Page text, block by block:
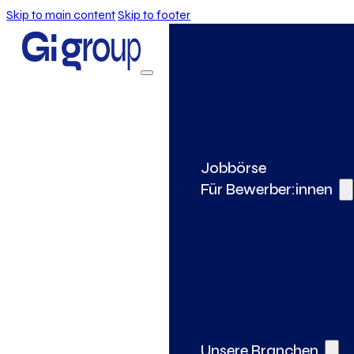
Skip to main contentSkip to footer
Jobbörse
Für Bewerber:innen